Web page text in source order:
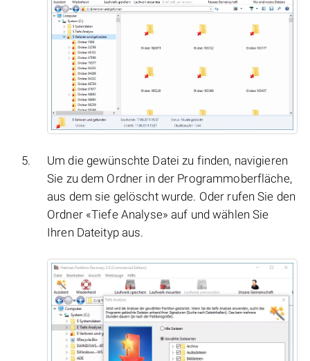
Um die gewünschte Datei zu finden, navigieren
Sie zu dem Ordner in der Programmoberfläche,
aus dem sie gelöscht wurde. Oder rufen Sie den
Ordner «Tiefe Analyse» auf und wählen Sie
Ihren Dateityp aus.